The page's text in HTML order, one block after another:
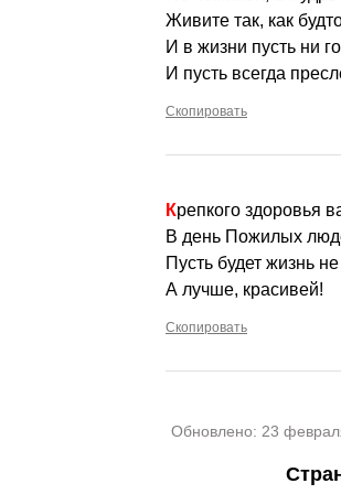
Живите так, как
И в жизни пусть ни
И пусть всегда
Скопировать
Крепкого здоровья
В день Пожилых
Пусть будет жизнь
А лучше, красивей!
Скопировать
Обновлено: 23